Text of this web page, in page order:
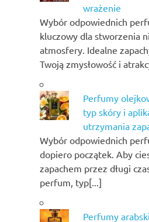
wrażenie
Wybór odpowiednich
kluczowy dla stworzenia
atmosfery. Idealne
Twoją zmysłowość i
Perfumy
typ skóry i
utrzymania
Wybór odpowiednich
dopiero początek. Aby
zapachem przez długi
perfum, typ[...]
Perfumy